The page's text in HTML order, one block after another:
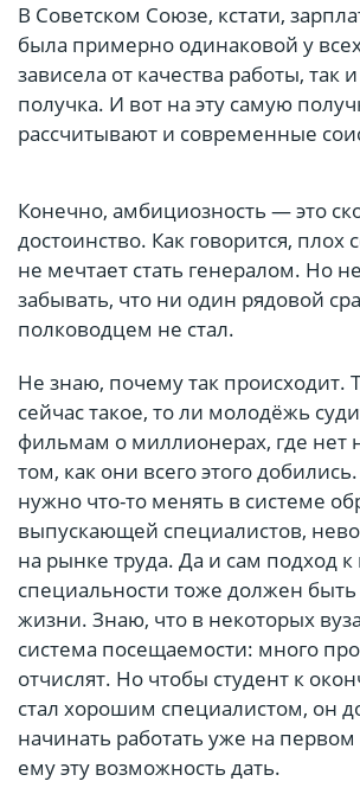
В Советском Союзе, кстати,
была примерно одинаковой у
зависела от качества работы, так
получка. И вот на эту самую
рассчитывают и современные
Конечно, амбициозность — это
достоинство. Как говорится, плох
не мечтает стать генералом. Но
забывать, что ни один рядовой
полководцем не стал.
Не знаю, почему так происходит.
сейчас такое, то ли молодёжь
фильмам о миллионерах, где нет
том, как они всего этого
нужно что-то менять в системе
выпускающей специалистов,
на рынке труда. Да и сам подход
специальности тоже должен
жизни. Знаю, что в некоторых
система посещаемости: много
отчислят. Но чтобы студент к
стал хорошим специалистом, он
начинать работать уже на
ему эту возможность дать.